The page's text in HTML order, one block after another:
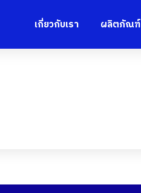
เกี่ยวกับเรา ผลิตภัณฑ์